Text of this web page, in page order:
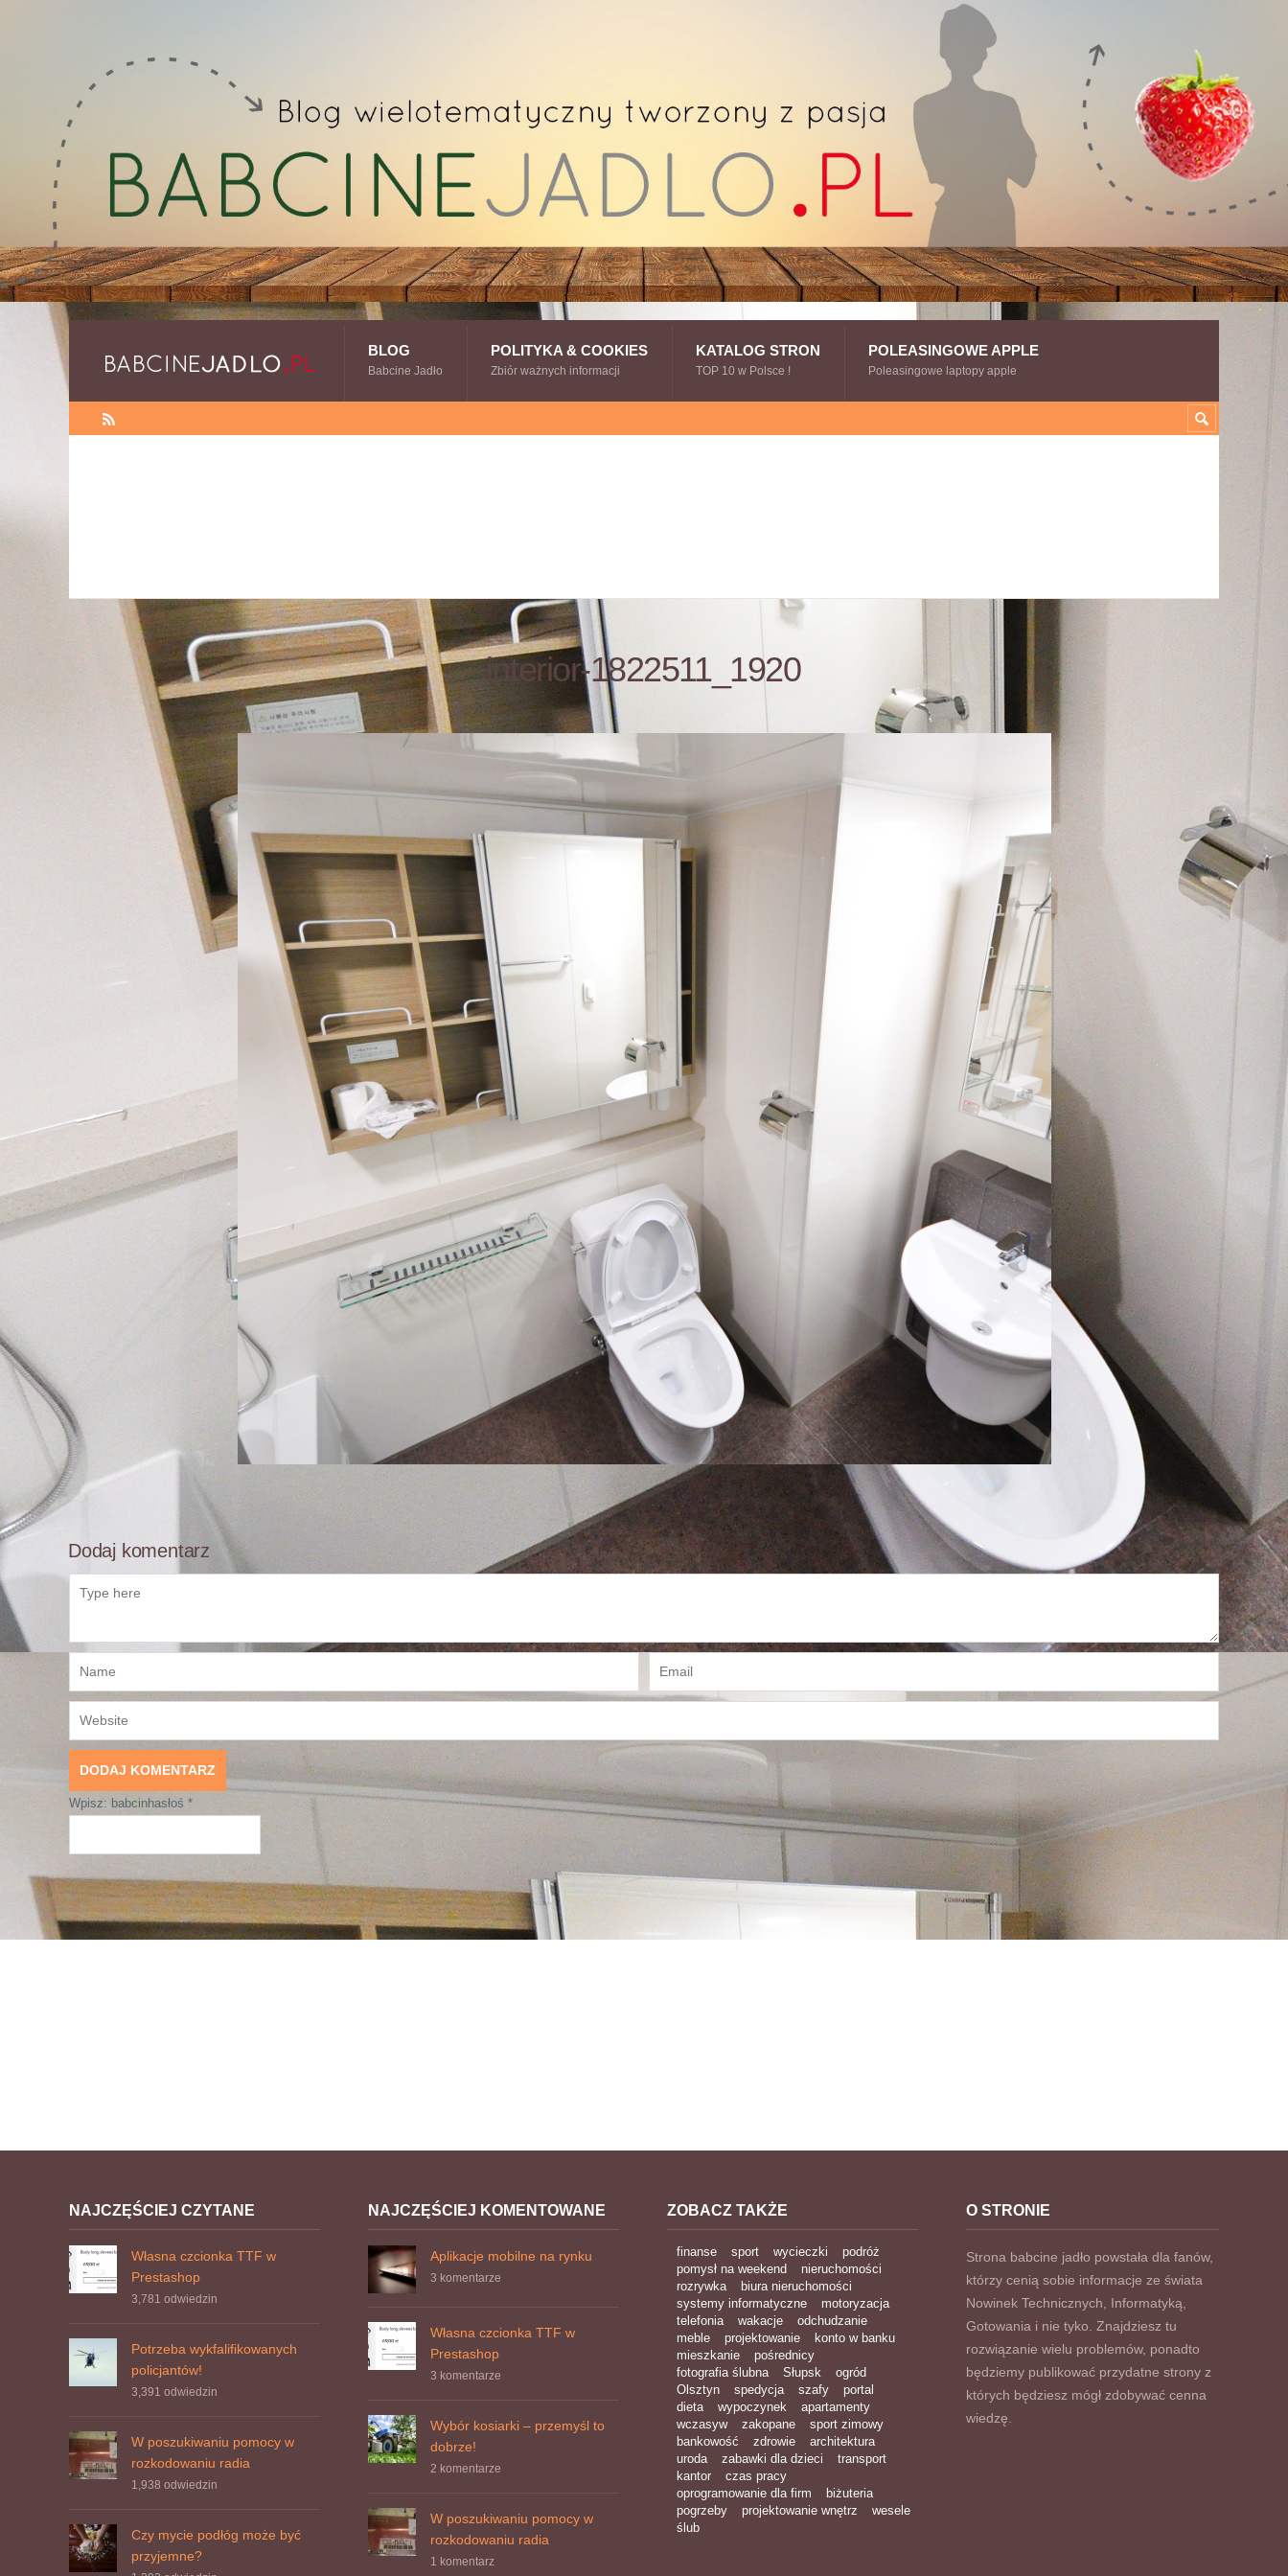
BLOG
Babcine Jadło
POLITYKA & COOKIES
Zbiór ważnych informacji
KATALOG STRON
TOP 10 w Polsce !
POLEASINGOWE APPLE
Poleasingowe laptopy apple
interior-1822511_1920
Dodaj komentarz
Wpisz: babcinhasłoś *
NAJCZĘŚCIEJ CZYTANE
Własna czcionka TTF w
Prestashop
3,781 odwiedzin
Potrzeba wykfalifikowanych
policjantów!
3,391 odwiedzin
W poszukiwaniu pomocy w
rozkodowaniu radia
1,938 odwiedzin
Czy mycie podłóg może być
przyjemne?
NAJCZĘŚCIEJ KOMENTOWANE
Aplikacje mobilne na rynku
3 komentarze
Własna czcionka TTF w
Prestashop
3 komentarze
Wybór kosiarki – przemyśl to
dobrze!
2 komentarze
W poszukiwaniu pomocy w
rozkodowaniu radia
1 komentarz
ZOBACZ TAKŻE
finanse sport wycieczki
podróż
pomysł na weekend
nieruchomości
rozrywka
biura nieruchomości
systemy informatyczne
motoryzacja
telefonia
wakacje
odchudzanie
meble
projektowanie
konto w banku
mieszkanie
pośrednicy
fotografia ślubna
Słupsk
ogród
Olsztyn
spedycja szafy
portal
dieta
wypoczynek
apartamenty
wczasyw
zakopane
sport zimowy
bankowość
zdrowie
architektura
uroda
zabawki dla dzieci
transport
kantor
czas pracy
oprogramowanie dla firm
biżuteria
pogrzeby
projektowanie wnętrz
wesele
ślub
O STRONIE
Strona babcine jadło powstała dla fanów,
którzy cenią sobie informacje ze świata
Nowinek Technicznych, Informatyką,
Gotowania i nie tyko. Znajdziesz tu
rozwiązanie wielu problemów, ponadto
będziemy publikować przydatne strony z
których będziesz mógł zdobywać cenna
wiedzę.